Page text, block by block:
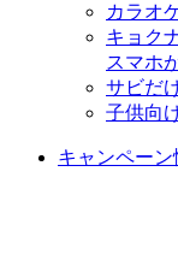
カラオ
キョク
スマホ
サビだ
子供向
キャンペーン